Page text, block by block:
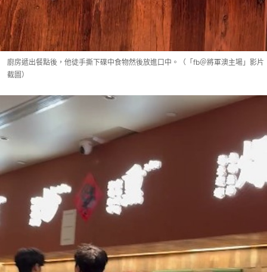
廚房遞出餐點後，他徒手撕下碟中食物然後放進口中。（「fb＠將軍澳主場」影片
截圖）